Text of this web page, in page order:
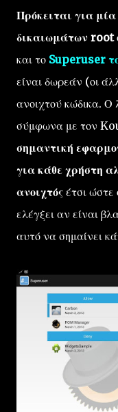
Πρόκειται για
δικαιωμάτων root
και το Superuser
είναι δωρεάν (οι
ανοιχτού κώδικα. Ο
σύμφωνα με τον
σημαντική
για κάθε χρήστη
ανοιχτός έτσι ώστε
ελέγξει αν είναι
αυτό να σημαίνει